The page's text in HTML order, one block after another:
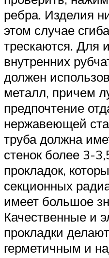
ребра. Изделия
этом случае
трескаются. Для
внутренних
должен
металл, причем
предпочтение
нержавеющей
труба должна
стенок более 3-
прокладок,
секционных
имеет большое
Качественные и
прокладки
герметичным и